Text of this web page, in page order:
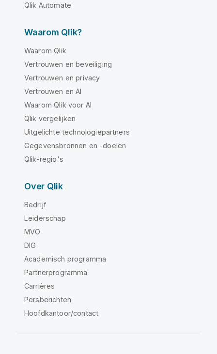
Qlik Automate
Waarom Qlik?
Waarom Qlik
Vertrouwen en beveiliging
Vertrouwen en privacy
Vertrouwen en AI
Waarom Qlik voor AI
Qlik vergelijken
Uitgelichte technologiepartners
Gegevensbronnen en -doelen
Qlik-regio's
Over Qlik
Bedrijf
Leiderschap
MVO
DIG
Academisch programma
Partnerprogramma
Carrières
Persberichten
Hoofdkantoor/contact